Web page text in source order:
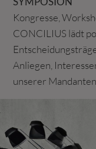
Kongresse,
CONCILIUS lädt
Anliegen,
unserer